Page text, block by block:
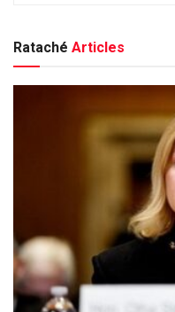
Rataché Articles